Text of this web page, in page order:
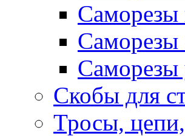
Саморезы
Саморезы
Саморезы
Скобы для
Тросы,